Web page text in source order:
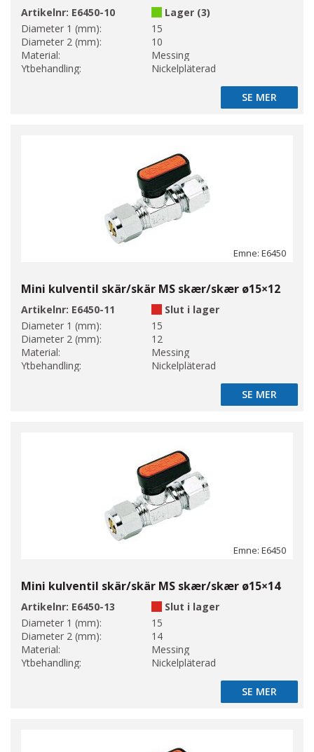
Artikelnr: E6450-10
Lager (3)
Diameter 1 (mm):
15
Diameter 2 (mm):
10
Material:
Messing
Ytbehandling:
Nickelpläterad
SE MER
SE MER
Emne: E6450
Mini kulventil skär/skär MS skær/skær ø15×12
Artikelnr: E6450-11
Slut i lager
Diameter 1 (mm):
15
Diameter 2 (mm):
12
Material:
Messing
Ytbehandling:
Nickelpläterad
SE MER
SE MER
Emne: E6450
Mini kulventil skär/skär MS skær/skær ø15×14
Artikelnr: E6450-13
Slut i lager
Diameter 1 (mm):
15
Diameter 2 (mm):
14
Material:
Messing
Ytbehandling:
Nickelpläterad
SE MER
SE MER